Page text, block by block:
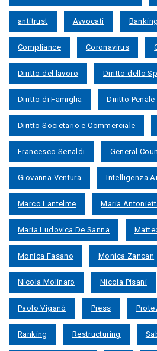
antitrust Avvocati
Compliance Coronavirus
Diritto del lavoro Diritto dello
Diritto di Famiglia Diritto Penale
Diritto Societario e Commerciale
Francesco Senaldi General
Giovanna Ventura Intelligenza
Marco Lantelme Maria
Maria Ludovica De Sanna
Monica Fasano Monica Zancan
Nicola Molinaro Nicola Pisani
Paolo Viganò Press
Ranking Restructuring